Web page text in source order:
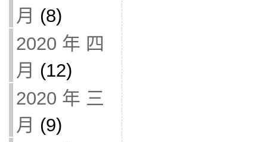
月 (8)
2020 年 四
月 (12)
2020 年 三
月 (9)